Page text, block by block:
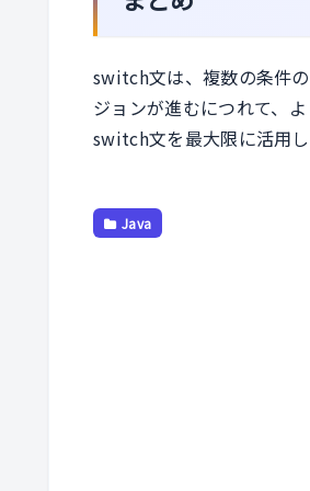
switch文は、複数の条件
ジョンが進むにつれて、
switch文を最大限に活用し
Java